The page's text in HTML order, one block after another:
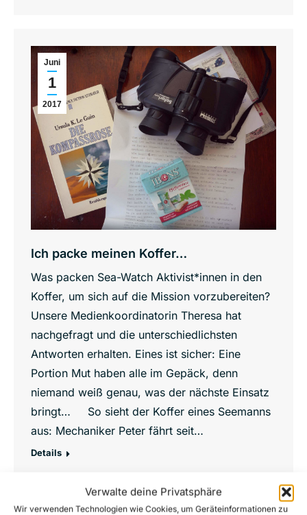
Verwalte deine Privatsphäre
Wir verwenden Technologien wie Cookies, um Geräteinformationen zu
Juni
1
2017
Ich packe meinen Koffer…
Was packen Sea-Watch Aktivist*innen in den
Koffer, um sich auf die Mission vorzubereiten?
Unsere Medienkoordinatorin Theresa hat
nachgefragt und die unterschiedlichsten
Antworten erhalten. Eines ist sicher: Eine
Portion Mut haben alle im Gepäck, denn
niemand weiß genau, was der nächste Einsatz
bringt… So sieht der Koffer eines Seemanns
aus: Mechaniker Peter fährt seit…
Details